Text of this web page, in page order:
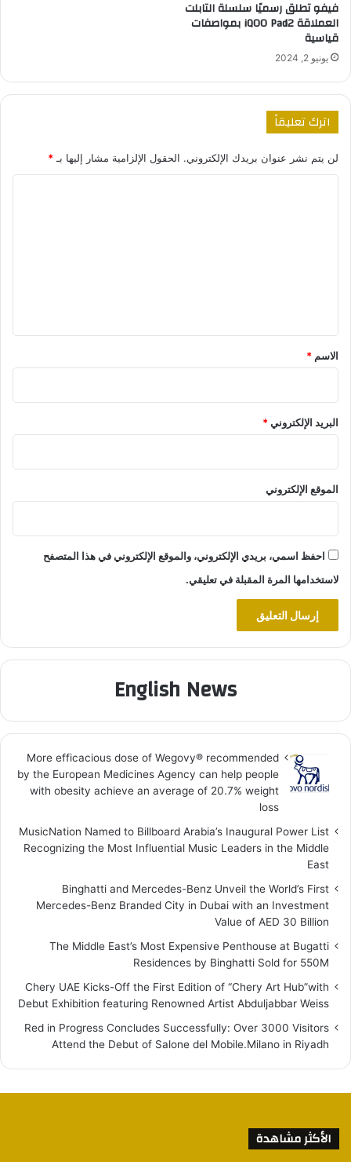
فيفو تطلق رسميًا سلسلة التابلت
العملاقة iQOO Pad2 بمواصفات
قياسية
يونيو 2, 2024
اترك تعليقاً
لن يتم نشر عنوان بريدك الإلكتروني. الحقول الإلزامية مشار إليها بـ *
*
الاسم *
البريد الإلكتروني*
الموقع الإلكتروني
احفظ اسمي، بريدي الإلكتروني، والموقع الإلكتروني في هذا المتصفح
لاستخدامها المرة المقبلة في تعليقي.
English News
More efficacious dose of Wegovy®️ recommended
by the European Medicines Agency can help people
with obesity achieve an average of 20.7% weight
loss
MusicNation Named to Billboard Arabia’s Inaugural Power List
Recognizing the Most Influential Music Leaders in the Middle
East
Binghatti and Mercedes-Benz Unveil the World’s First
Mercedes-Benz Branded City in Dubai with an Investment
Value of AED 30 Billion
The Middle East’s Most Expensive Penthouse at Bugatti
Residences by Binghatti Sold for 550M
Chery UAE Kicks-Off the First Edition of “Chery Art Hub”with
Debut Exhibition featuring Renowned Artist Abduljabbar Weiss
Red in Progress Concludes Successfully: Over 3000 Visitors
Attend the Debut of Salone del Mobile.Milano in Riyadh
الأكثر مشاهدة